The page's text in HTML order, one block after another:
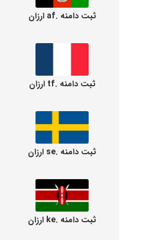
ثبت دامنه .af ارزان
ثبت دامنه .tf ارزان
ثبت دامنه .se ارزان
ثبت دامنه .ke ارزان